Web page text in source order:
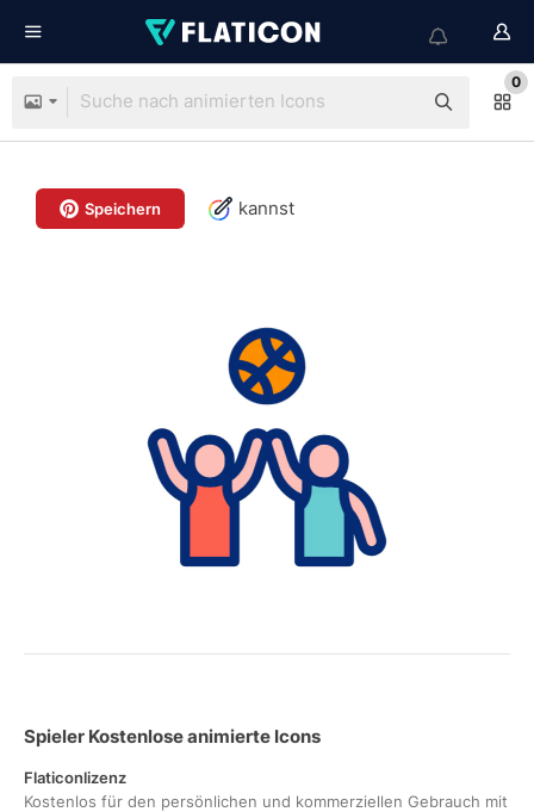
0
Speichern kannst
Spieler Kostenlose animierte Icons
Flaticonlizenz
Kostenlos für den persönlichen und kommerziellen Gebrauch mit